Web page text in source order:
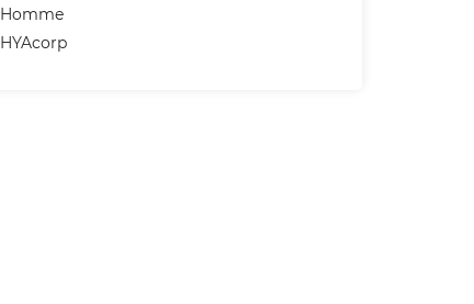
Homme
HYAcorp